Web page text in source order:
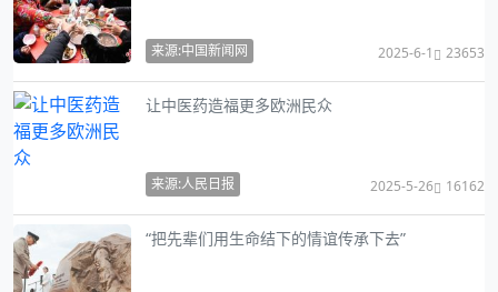
来源:中国新闻网 2025-6-1 23653
让中医药造福更多欧洲民众
来源:人民日报 2025-5-26 16162
“把先辈们用生命结下的情谊传承下去”